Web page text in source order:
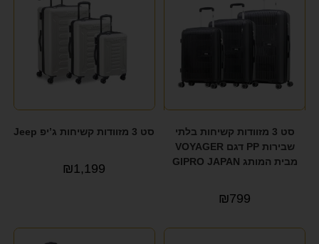
סט 3 מזוודות קשיחות בלתי
שבירות PP דגם VOYAGER
מבית המותג GIPRO JAPAN
₪799
סט 3 מזוודות קשיחות ג’יפ Jeep
₪1,199